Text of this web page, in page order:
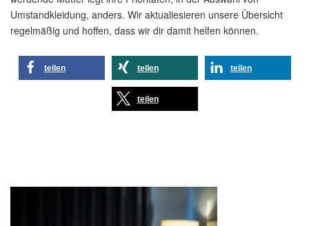
Umstandkleidung, anders. Wir aktualiesieren unsere Übersicht
regelmäßig und hoffen, dass wir dir damit helfen können.
teilen teilen teilen
teilen